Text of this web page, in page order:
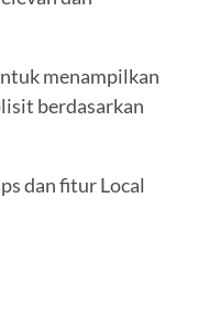
menampilkan
berdasarkan
dan fitur Local